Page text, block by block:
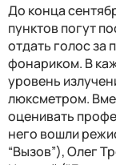
До конца
пунктов погут
отдать голос за
фонариком. В
уровень
люксметром.
оценивать
него вошли
“Вызов”), Олег